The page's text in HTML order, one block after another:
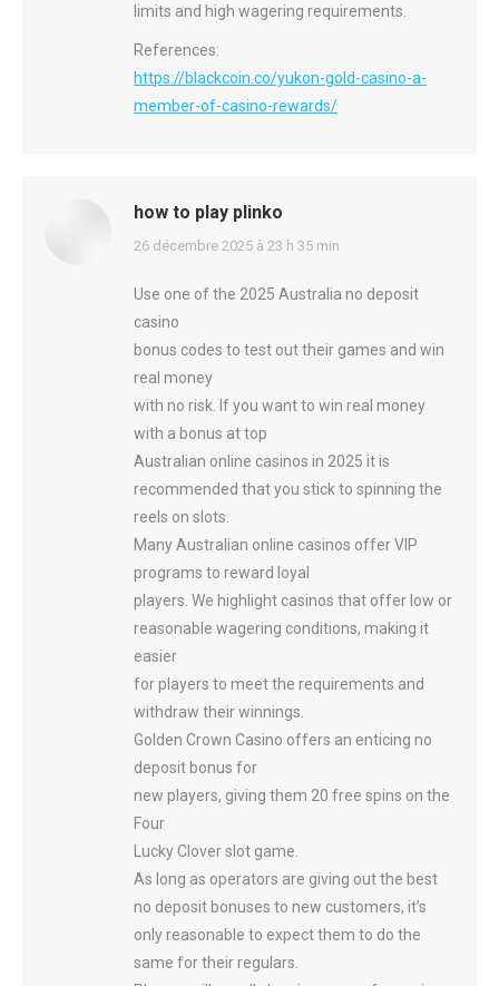
limits and high wagering requirements.
References:
https://blackcoin.co/yukon-gold-casino-a-
member-of-casino-rewards/
how to play plinko
says:
26 décembre 2025 à 23 h 35 min
Use one of the 2025 Australia no deposit
casino
bonus codes to test out their games and win
real money
with no risk. If you want to win real money
with a bonus at top
Australian online casinos in 2025 it is
recommended that you stick to spinning the
reels on slots.
Many Australian online casinos offer VIP
programs to reward loyal
players. We highlight casinos that offer low or
reasonable wagering conditions, making it
easier
for players to meet the requirements and
withdraw their winnings.
Golden Crown Casino offers an enticing no
deposit bonus for
new players, giving them 20 free spins on the
Four
Lucky Clover slot game.
As long as operators are giving out the best
no deposit bonuses to new customers, it’s
only reasonable to expect them to do the
same for their regulars.